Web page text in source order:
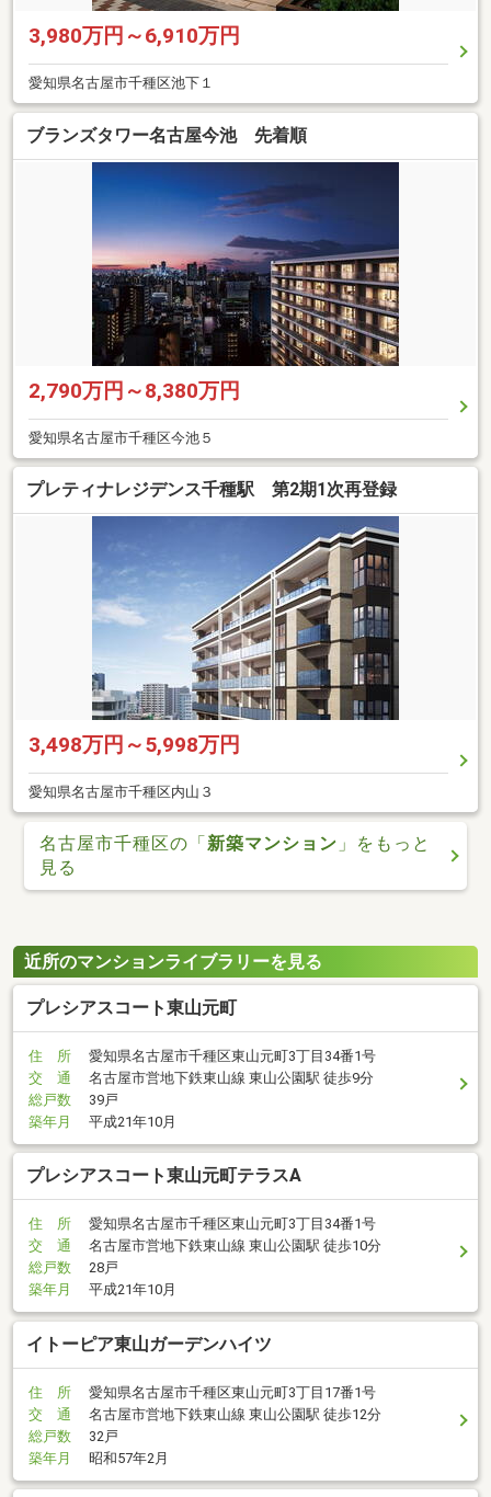
3,980万円～6,910万円
愛知県名古屋市千種区池下１
ブランズタワー名古屋今池 先着順
2,790万円～8,380万円
愛知県名古屋市千種区今池５
プレティナレジデンス千種駅 第2期1次再登録
3,498万円～5,998万円
愛知県名古屋市千種区内山３
名古屋市千種区の「新築マンション 」をもっと
見る
近所のマンションライブラリーを見る
プレシアスコート東山元町
住 所
愛知県名古屋市千種区東山元町3丁目34番1号
交 通
名古屋市営地下鉄東山線 東山公園駅 徒歩9分
総戸数
39戸
築年月
平成21年10月
プレシアスコート東山元町テラスA
住 所
愛知県名古屋市千種区東山元町3丁目34番1号
交 通
名古屋市営地下鉄東山線 東山公園駅 徒歩10分
総戸数
28戸
築年月
平成21年10月
イトーピア東山ガーデンハイツ
住 所
愛知県名古屋市千種区東山元町3丁目17番1号
交 通
名古屋市営地下鉄東山線 東山公園駅 徒歩12分
総戸数
32戸
築年月
昭和57年2月